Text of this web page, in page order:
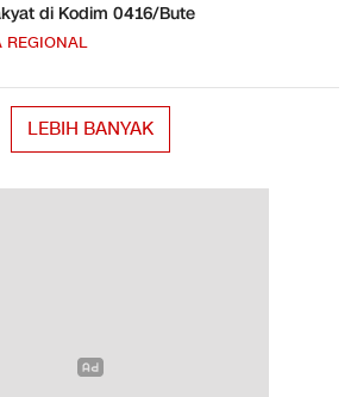
di Kodim 0416/Bute
REGIONAL
LEBIH BANYAK